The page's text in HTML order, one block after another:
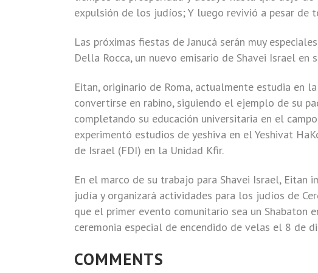
expulsión de los judíos; Y luego revivió a pesar de
Las próximas fiestas de Janucá serán muy
Della Rocca, un nuevo emisario de Shavei Israel en
Eitan, originario de Roma, actualmente estudia en
convertirse en rabino, siguiendo el ejemplo de su
completando su educación universitaria en el
experimentó estudios de yeshiva en el Yeshivat
de Israel (FDI) en la Unidad Kfir.
En el marco de su trabajo para Shavei Israel, Eitan
judía y organizará actividades para los judíos de
que el primer evento comunitario sea un Shabaton
ceremonia especial de encendido de velas el 8 de
COMMENTS